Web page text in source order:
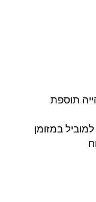
תוספת
במזומן